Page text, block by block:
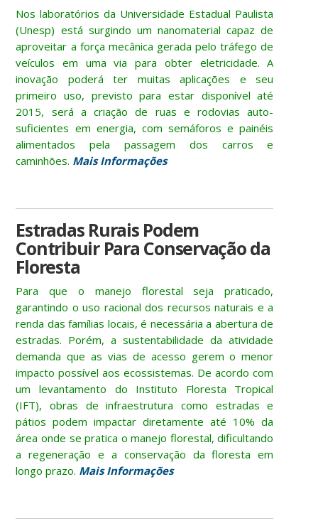
Nos laboratórios da Universidade Estadual Paulista
(Unesp) está surgindo um nanomaterial capaz de
aproveitar a força mecânica gerada pelo tráfego de
veículos em uma via para obter eletricidade. A
inovação poderá ter muitas aplicações e seu
primeiro uso, previsto para estar disponível até
2015, será a criação de ruas e rodovias auto-
suficientes em energia, com semáforos e painéis
alimentados pela passagem dos carros e
caminhões. Mais Informações
Estradas Rurais Podem
Contribuir Para Conservação da
Floresta
Para que o manejo florestal seja praticado,
garantindo o uso racional dos recursos naturais e a
renda das famílias locais, é necessária a abertura de
estradas. Porém, a sustentabilidade da atividade
demanda que as vias de acesso gerem o menor
impacto possível aos ecossistemas. De acordo com
um levantamento do Instituto Floresta Tropical
(IFT), obras de infraestrutura como estradas e
pátios podem impactar diretamente até 10% da
área onde se pratica o manejo florestal, dificultando
a regeneração e a conservação da floresta em
longo prazo. Mais Informações